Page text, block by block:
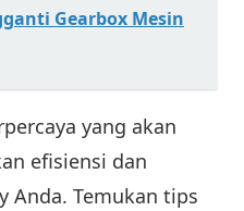
Gearbox Mesin
yang akan
efisiensi dan
Anda. Temukan tips